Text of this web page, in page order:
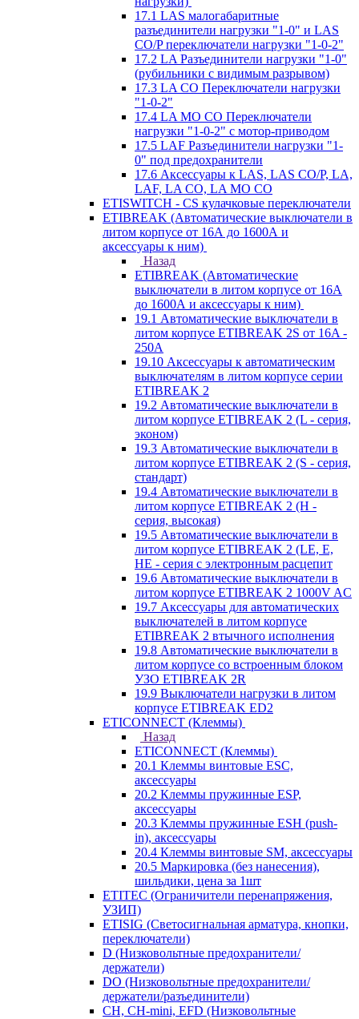
17.1 LAS малогабаритные
разъединители нагрузки "1-0" и LAS
CO/P переключатели нагрузки "1-0-2"
17.2 LA Разъединители нагрузки "1-0"
(рубильники с видимым разрывом)
17.3 LA CO Переключатели нагрузки
"1-0-2"
17.4 LA MO CO Переключатели
нагрузки "1-0-2" с мотор-приводом
17.5 LAF Разъединители нагрузки "1-
0" под предохранители
17.6 Аксессуары к LAS, LAS CO/P, LA,
LAF, LA CO, LA MO CO
ETISWITCH - CS кулачковые переключатели
ETIBREAK (Автоматические выключатели в
литом корпусе от 16А до 1600А и
аксессуары к ним)
Назад
ETIBREAK (Автоматические
выключатели в литом корпусе от 16А
до 1600А и аксессуары к ним)
19.1 Автоматические выключатели в
литом корпусе ETIBREAK 2S от 16A -
250A
19.10 Аксессуары к автоматическим
выключателям в литом корпусе серии
ETIBREAK 2
19.2 Автоматические выключатели в
литом корпусе ETIBREAK 2 (L - серия,
эконом)
19.3 Автоматические выключатели в
литом корпусе ETIBREAK 2 (S - серия,
стандарт)
19.4 Автоматические выключатели в
литом корпусе ETIBREAK 2 (H -
серия, высокая)
19.5 Автоматические выключатели в
литом корпусе ETIBREAK 2 (LE, E,
HE - серия с электронным расцепит
19.6 Автоматические выключатели в
литом корпусе ETIBREAK 2 1000V AC
19.7 Аксессуары для автоматических
выключателей в литом корпусе
ETIBREAK 2 втычного исполнения
19.8 Автоматические выключатели в
литом корпусе со встроенным блоком
УЗО ETIBREAK 2R
19.9 Выключатели нагрузки в литом
корпусе ETIBREAK ED2
ETICONNECT (Клеммы)
Назад
ETICONNECT (Клеммы)
20.1 Клеммы винтовые ESC,
аксессуары
20.2 Клеммы пружинные ESP,
аксессуары
20.3 Клеммы пружинные ESH (push-
in), аксессуары
20.4 Клеммы винтовые SM, аксессуары
20.5 Маркировка (без нанесения),
шильдики, цена за 1шт
ETITEC (Ограничители перенапряжения,
УЗИП)
ETISIG (Светосигнальная арматура, кнопки,
переключатели)
D (Низковольтные предохранители/
держатели)
DO (Низковольтные предохранители/
держатели/разъединители)
CH, CH-mini, EFD (Низковольтные